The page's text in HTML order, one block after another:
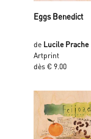
Eggs Benedict
de Lucile Prache
Artprint
dès € 9.00